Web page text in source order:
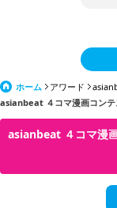
ホーム アワード
asianbeat ４コマ漫画コンテ
asianbeat ４コマ漫